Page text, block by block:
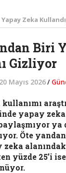
Zeka
Biri
Gizliyor
20 Mayıs 2026/
yapay
ya
Öte
zeka
yüzde 25’i